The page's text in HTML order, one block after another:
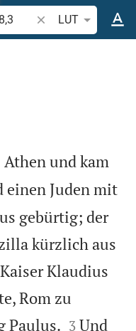
Bibelstelle oder
LUT
und kam
einen Juden mit
gebürtig; der
kürzlich aus
Klaudius
Rom zu
Paulus. 

3 Und